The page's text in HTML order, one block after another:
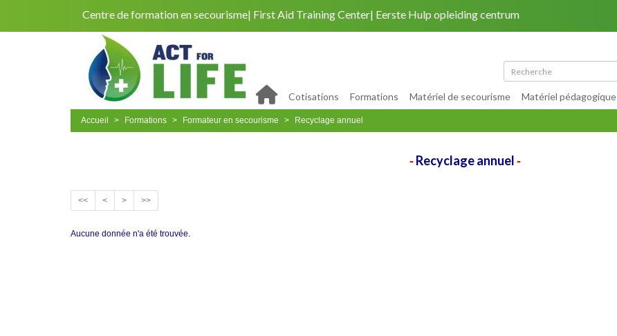
Centre de formation en secourisme First Aid Training Center Eerste Hulp opleiding centrum
Cotisations Formations Matériel de secourisme Matériel pédagogique
Accueil Formations Formateur en secourisme Recyclage annuel
-Recyclage annuel -
<< < > >>
Aucune donnée n'a été trouvée.